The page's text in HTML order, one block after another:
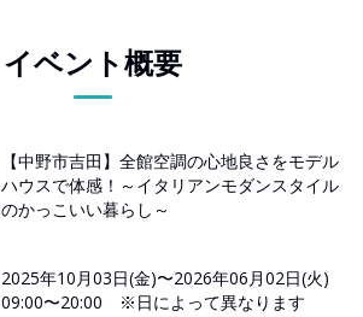
イベント概要
【中野市吉田】全館空調の心地良さをモデル
ハウスで体感！～イタリアンモダンスタイル
のかっこいい暮らし～
2025年10月03日(金)〜2026年06月02日(火)
09:00〜20:00 ※日によって異なります